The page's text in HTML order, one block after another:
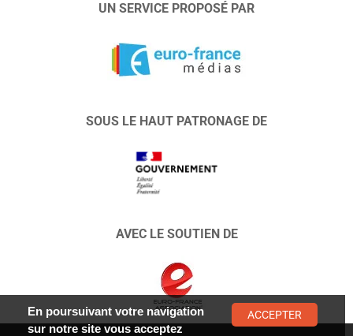
UN SERVICE PROPOSÉ PAR
SOUS LE HAUT PATRONAGE DE
AVEC LE SOUTIEN DE
En poursuivant votre navigation
sur notre site vous acceptez
ACCEPTER